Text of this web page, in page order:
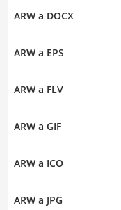
ARW a DOCX
ARW a EPS
ARW a FLV
ARW a GIF
ARW a ICO
ARW a JPG